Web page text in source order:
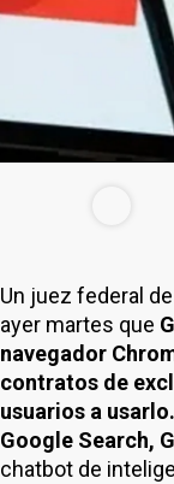
Un juez federal
ayer martes que
navegador
contratos de
usuarios a usarlo.
Google Search,
chatbot de